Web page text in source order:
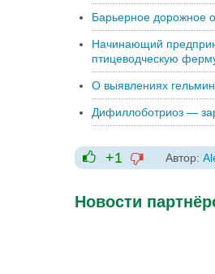
Барьерное дорожное
Начинающий
птицеводческую
О выявлениях
Дифиллоботриоз —
+1
+1
-1
Автор:
Новости